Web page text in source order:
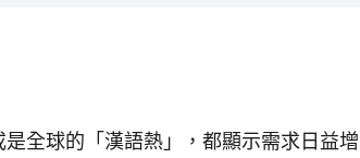
全球的「漢語熱」，都顯示需求日益